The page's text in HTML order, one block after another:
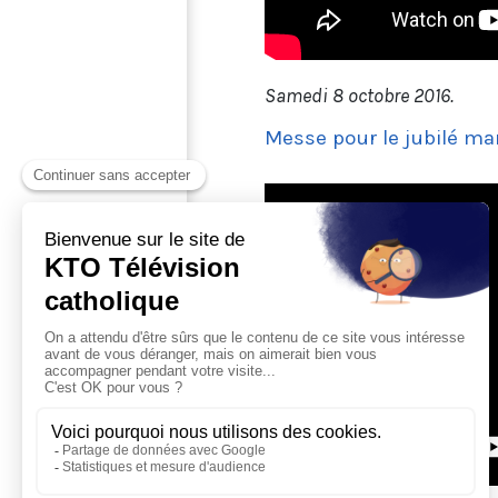
Samedi 8 octobre 2016.
Messe pour le jubilé